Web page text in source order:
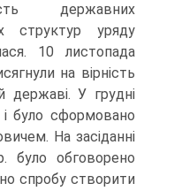
державних
структур уряду
10 листопада
на вірність
державі. У грудні
було сформовано
На засіданні
було обговорено
спробу створити